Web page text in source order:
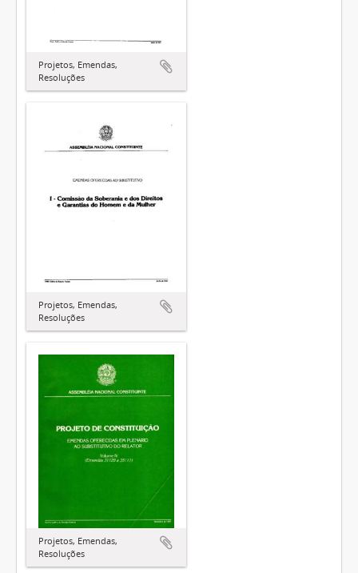
Projetos, Emendas,
Resoluções
Projetos, Emendas,
Resoluções
Projetos, Emendas,
Resoluções